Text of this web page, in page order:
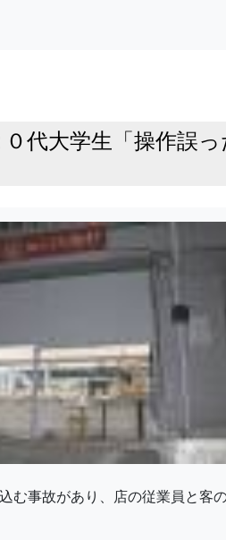
代大学生「操作誤
む事故があり、店の従業員と客